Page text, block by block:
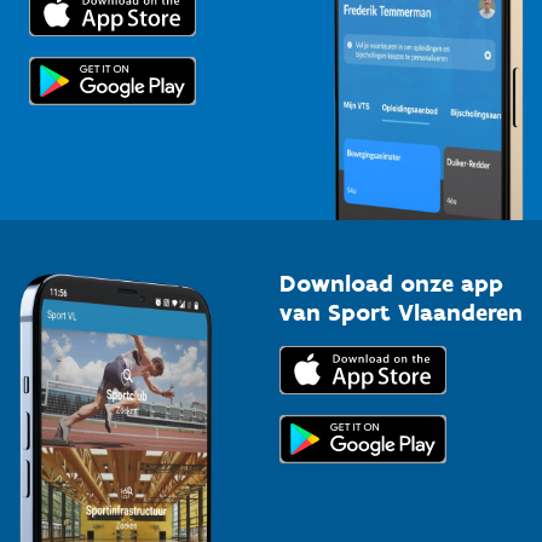
Topsporters
Voor de pers
Download onze app
van Sport Vlaanderen